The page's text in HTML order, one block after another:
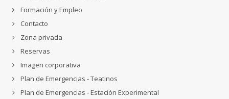
Formación y Empleo
Contacto
Zona privada
Reservas
Imagen corporativa
Plan de Emergencias - Teatinos
Plan de Emergencias - Estación Experimental